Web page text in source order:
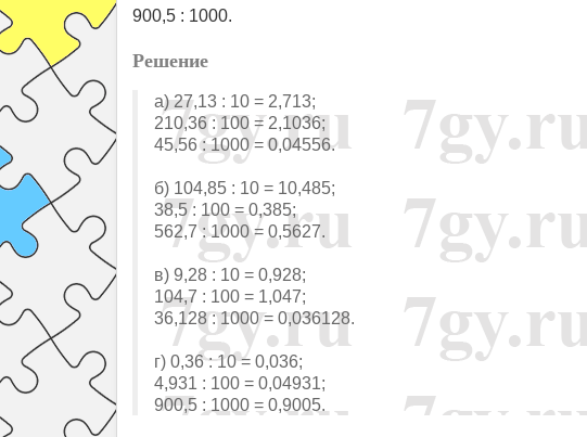
900,5 : 1000.
Решение
а) 27,13 : 10 = 2,713;
210,36 : 100 = 2,1036;
45,56 : 1000 = 0,04556.
б) 104,85 : 10 = 10,485;
38,5 : 100 = 0,385;
562,7 : 1000 = 0,5627.
в) 9,28 : 10 = 0,928;
104,7 : 100 = 1,047;
36,128 : 1000 = 0,036128.
г) 0,36 : 10 = 0,036;
4,931 : 100 = 0,04931;
900,5 : 1000 = 0,9005.